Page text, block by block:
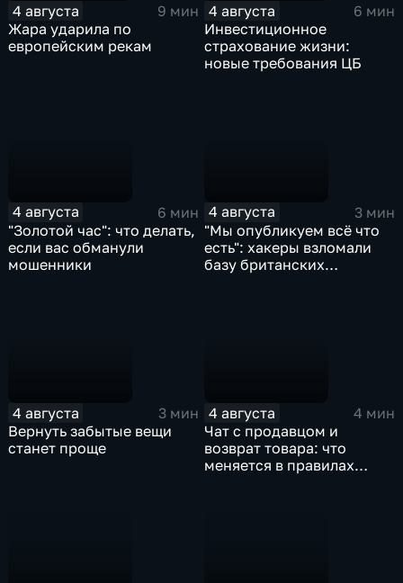
4 августа
9 мин
Жара ударила по
европейским рекам
4 августа
6 мин
Инвестиционное
страхование жизни:
новые требования ЦБ
4 августа
6 мин
"Золотой час": что делать,
если вас обманули
мошенники
4 августа
3 мин
"Мы опубликуем всё что
есть": хакеры взломали
базу британских
4 августа
3 мин
Вернуть забытые вещи
станет проще
4 августа
4 мин
Чат с продавцом и
возврат товара: что
меняется в правилах